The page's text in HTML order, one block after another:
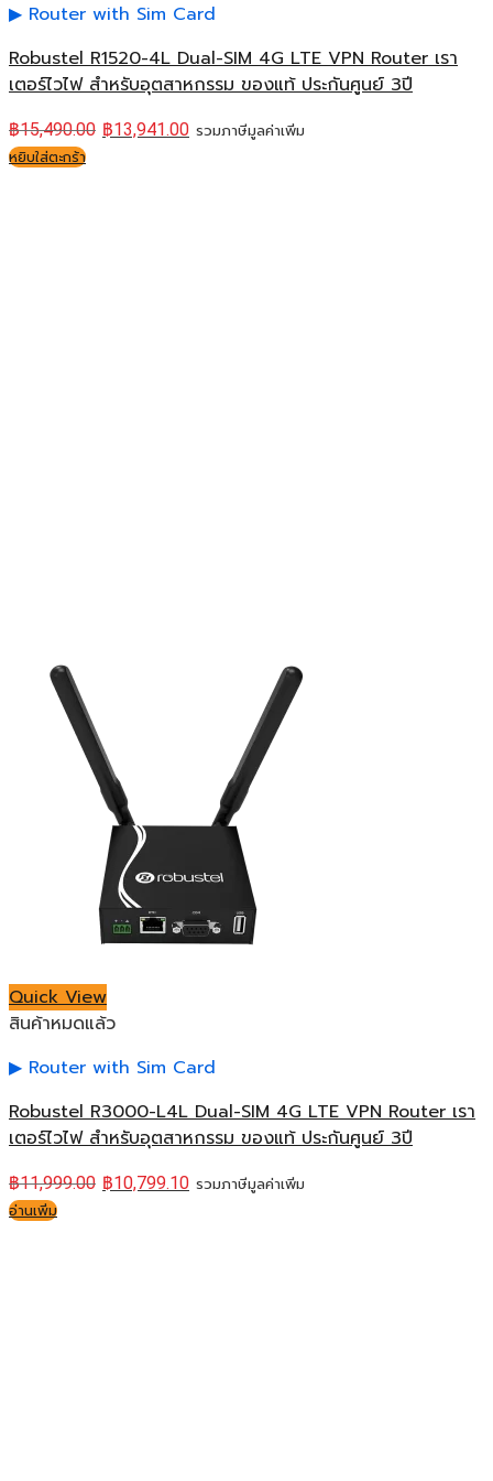
Router with Sim Card
Robustel R1520-4L Dual-SIM 4G LTE VPN Router เรา
เตอร์ไวไฟ สำหรับอุตสาหกรรม ของแท้ ประกันศูนย์ 3ปี
฿15,490.00 ฿13,941.00 รวมภาษีมูลค่าเพิ่ม
หยิบใส่ตะกร้า
Quick View
สินค้าหมดแล้ว
Router with Sim Card
Robustel R3000-L4L Dual-SIM 4G LTE VPN Router เรา
เตอร์ไวไฟ สำหรับอุตสาหกรรม ของแท้ ประกันศูนย์ 3ปี
฿11,999.00 ฿10,799.10 รวมภาษีมูลค่าเพิ่ม
อ่านเพิ่ม